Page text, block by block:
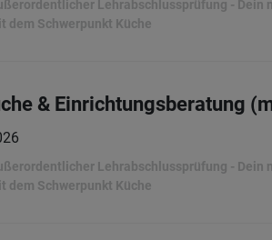
Lehrabschlussprüfung -
dem Schwerpunkt Küche
& Einrichtungsberatung
Lehrabschlussprüfung -
dem Schwerpunkt Küche